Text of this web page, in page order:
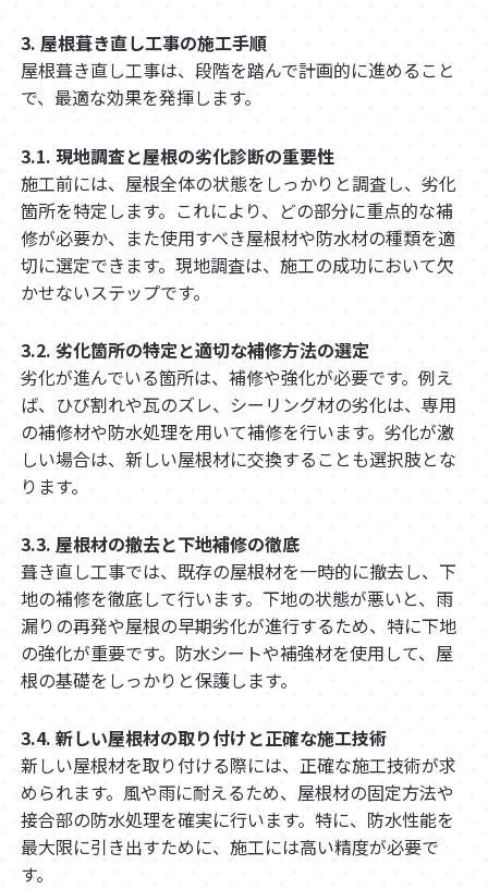
3. 屋根葺き直し工事の施工手順
屋根葺き直し工事は、段階を踏んで計画的に進めること
で、最適な効果を発揮します。
3.1. 現地調査と屋根の劣化診断の重要性
施工前には、屋根全体の状態をしっかりと調査し、劣化
箇所を特定します。これにより、どの部分に重点的な補
修が必要か、また使用すべき屋根材や防水材の種類を適
切に選定できます。現地調査は、施工の成功において欠
かせないステップです。
3.2. 劣化箇所の特定と適切な補修方法の選定
劣化が進んでいる箇所は、補修や強化が必要です。例え
ば、ひび割れや瓦のズレ、シーリング材の劣化は、専用
の補修材や防水処理を用いて補修を行います。劣化が激
しい場合は、新しい屋根材に交換することも選択肢とな
ります。
3.3. 屋根材の撤去と下地補修の徹底
葺き直し工事では、既存の屋根材を一時的に撤去し、下
地の補修を徹底して行います。下地の状態が悪いと、雨
漏りの再発や屋根の早期劣化が進行するため、特に下地
の強化が重要です。防水シートや補強材を使用して、屋
根の基礎をしっかりと保護します。
3.4. 新しい屋根材の取り付けと正確な施工技術
新しい屋根材を取り付ける際には、正確な施工技術が求
められます。風や雨に耐えるため、屋根材の固定方法や
接合部の防水処理を確実に行います。特に、防水性能を
最大限に引き出すために、施工には高い精度が必要で
す。